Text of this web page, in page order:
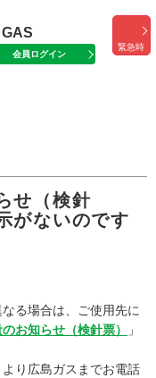
会員ログイン
緊急時
せ（検針
がないのです
る場合は、ご使用先に
お知らせ（検針票）
」
り広島ガスまでお電話